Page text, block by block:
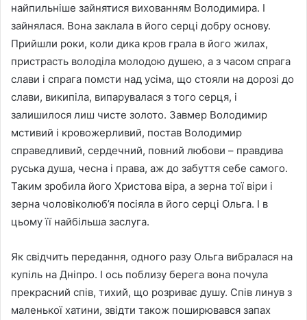
найпильніше зайнятися вихованням Володимира. І
зайнялася. Вона заклала в його серці добру основу.
Прийшли роки, коли дика кров грала в його жилах,
пристрасть володіла молодою душею, а з часом спрага
слави і спрага помсти над усіма, що стояли на дорозі до
слави, википіла, випарувалася з того серця, і
залишилося лиш чисте золото. Завмер Володимир
мстивий і кровожерливий, постав Володимир
справедливий, сердечний, повний любови – правдива
руська душа, чесна і права, аж до забуття себе самого.
Таким зробила його Христова віра, а зерна тої віри і
зерна чоловіколюб’я посіяла в його серці Ольга. І в
цьому її найбільша заслуга.
Як свідчить передання, одного разу Ольга вибралася на
купіль на Дніпро. І ось поблизу берега вона почула
прекрасний спів, тихий, що розриває душу. Спів линув з
маленької хатини, звідти також поширювався запах